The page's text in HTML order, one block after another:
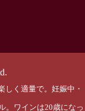
く適量で。妊娠中・
。ワインは20歳になっ